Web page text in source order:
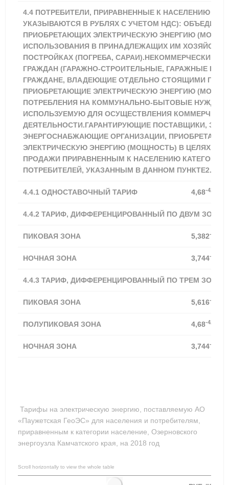
4.4 ПОТРЕБИТЕЛИ, ПРИРАВНЕННЫЕ К НАСЕЛЕНИЮ
УКАЗЫВАЮТСЯ В РУБЛЯХ С УЧЕТОМ НДС):
ПРИОБРЕТАЮЩИХ ЭЛЕКТРИЧЕСКУЮ ЭНЕРГИЮ
ИСПОЛЬЗОВАНИЯ В ПРИНАДЛЕЖАЩИХ ИМ
ПОСТРОЙКАХ (ПОГРЕБА, САРАИ).НЕКОММЕРЧЕСКИЕ
ГРАЖДАН (ГАРАЖНО-СТРОИТЕЛЬНЫЕ, ГАРАЖНЫЕ
ГРАЖДАНЕ, ВЛАДЕЮЩИЕ ОТДЕЛЬНО СТОЯЩИМИ
ПРИОБРЕТАЮЩИЕ ЭЛЕКТРИЧЕСКУЮ ЭНЕРГИЮ
ПОТРЕБЛЕНИЯ НА КОММУНАЛЬНО-БЫТОВЫЕ НУЖДЫ
ИСПОЛЬЗУЕМУЮ ДЛЯ ОСУЩЕСТВЛЕНИЯ
ДЕЯТЕЛЬНОСТИ.ГАРАНТИРУЮЩИЕ ПОСТАВЩИКИ,
ЭНЕРГОСНАБЖАЮЩИЕ ОРГАНИЗАЦИИ,
ЭЛЕКТРИЧЕСКУЮ ЭНЕРГИЮ (МОЩНОСТЬ) В ЦЕЛЯХ
ПРОДАЖИ ПРИРАВНЕННЫМ К НАСЕЛЕНИЮ
ПОТРЕБИТЕЛЕЙ, УКАЗАННЫМ В ДАННОМ ПУНКТЕ2.
4.4.1 ОДНОСТАВОЧНЫЙ ТАРИФ 4,68-42,75%
4.4.2 ТАРИФ, ДИФФЕРЕНЦИРОВАННЫЙ ПО ДВУМ
ПИКОВАЯ ЗОНА 5,382-
НОЧНАЯ ЗОНА 3,744-
4.4.3 ТАРИФ, ДИФФЕРЕНЦИРОВАННЫЙ ПО ТРЕМ ЗОНАМ
ПИКОВАЯ ЗОНА 5,616-
ПОЛУПИКОВАЯ ЗОНА 4,68-42,75%
НОЧНАЯ ЗОНА 3,744-
Тарифы на электрическую энергию, поставляемую АО
«Паужетская ГеоЭС» для населения и потребителям,
приравненным к категории население, Озерновского
энергоузла Камчатского края, на 2018 год